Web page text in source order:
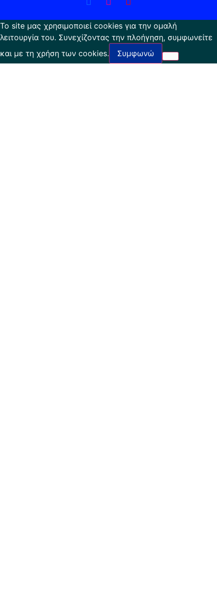
Το site μας χρησιμοποιεί cookies για την ομαλή
λειτουργία του. Συνεχίζοντας την πλοήγηση, συμφωνείτε
και με τη χρήση των cookies.
Συμφωνώ